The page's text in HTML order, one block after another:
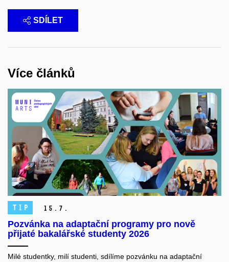
SDÍLET
Více článků
TIP 15. 7.
Pozvánka na adaptační programy pro nově
přijaté bakalářské studenty 2026
Milé studentky, milí studenti, sdílíme pozvánku na adaptační